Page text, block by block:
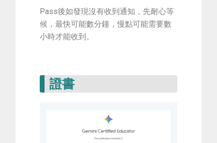
Pass後如發現沒有收到通知，先耐心等
候，最快可能數分鐘，慢點可能需要數
小時才能收到。
證書